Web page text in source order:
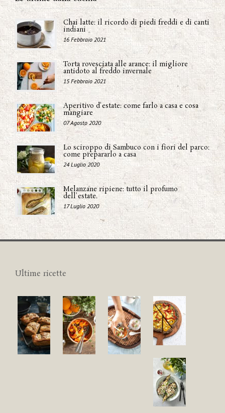
Chai latte: il ricordo di piedi freddi e di canti
indiani
16 Febbraio 2021
Torta rovesciata alle arance: il migliore
antidoto al freddo invernale
15 Febbraio 2021
Aperitivo d'estate: come farlo a casa e cosa
mangiare
07 Agosto 2020
Lo sciroppo di Sambuco con i fiori del parco:
come prepararlo a casa
24 Luglio 2020
Melanzane ripiene: tutto il profumo
dell'estate.
17 Luglio 2020
Ultime ricette